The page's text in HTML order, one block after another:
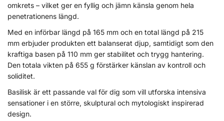
omkrets – vilket ger en fyllig och jämn känsla genom hela
penetrationens längd.
Med en införbar längd på 165 mm och en total längd på 215
mm erbjuder produkten ett balanserat djup, samtidigt som den
kraftiga basen på 110 mm ger stabilitet och trygg hantering.
Den totala vikten på 655 g förstärker känslan av kontroll och
soliditet.
Basilisk är ett passande val för dig som vill utforska intensiva
sensationer i en större, skulptural och mytologiskt inspirerad
design.